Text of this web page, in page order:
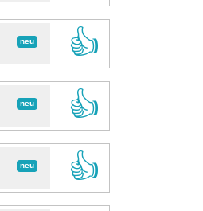
neu
👍
neu
👍
neu
👍